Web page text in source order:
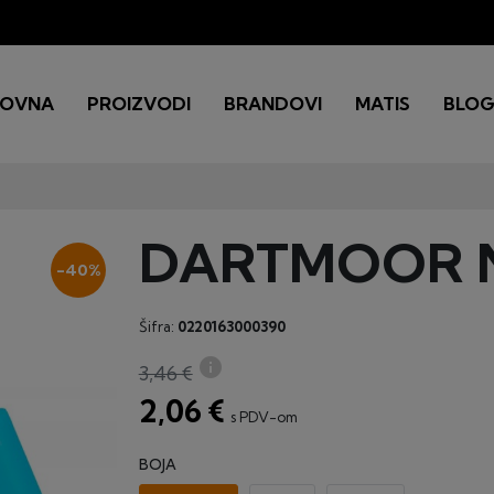
PROIZVODI BRANDOVI MATIS BLOG
-40% DARTMOOR
Šifra: 0220163000390
3,46 € info
2,06 € s PDV-om
BOJA